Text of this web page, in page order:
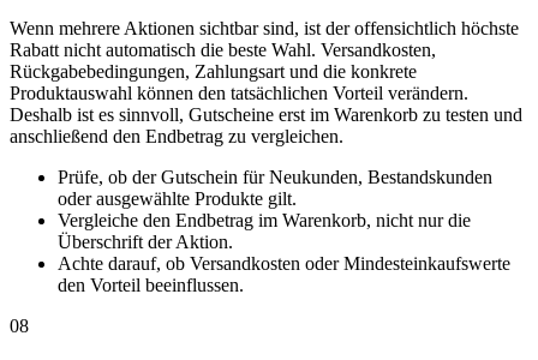
Wenn mehrere Aktionen sichtbar sind, ist der offensichtlich höchste
Rabatt nicht automatisch die beste Wahl. Versandkosten,
Rückgabebedingungen, Zahlungsart und die konkrete
Produktauswahl können den tatsächlichen Vorteil verändern.
Deshalb ist es sinnvoll, Gutscheine erst im Warenkorb zu testen und
anschließend den Endbetrag zu vergleichen.
Prüfe, ob der Gutschein für Neukunden, Bestandskunden
oder ausgewählte Produkte gilt.
Vergleiche den Endbetrag im Warenkorb, nicht nur die
Überschrift der Aktion.
Achte darauf, ob Versandkosten oder Mindesteinkaufswerte
den Vorteil beeinflussen.
08